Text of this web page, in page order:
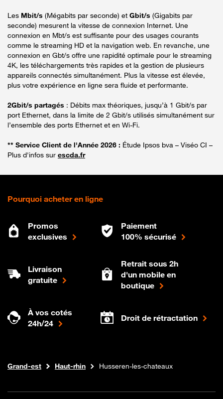
Les Mbit/s (Mégabits par seconde) et Gbit/s (Gigabits par
seconde) mesurent la vitesse de connexion Internet. Une
connexion en Mbt/s est suffisante pour des usages courants
comme le streaming HD et la navigation web. En revanche, une
connexion en Gbt/s offre une rapidité optimale pour le streaming
4K, les téléchargements très rapides et la gestion de plusieurs
appareils connectés simultanément. Plus la vitesse est élevée,
plus votre expérience en ligne sera fluide et performante.
2Gbit/s partagés : Débits max théoriques, jusqu’à 1 Gbit/s par
port Ethernet, dans la limite de 2 Gbit/s utilisés simultanément sur
l’ensemble des ports Ethernet et en Wi-Fi.
** Service Client de l'Année 2026 : Étude Ipsos bva – Viséo CI –
Plus d'infos sur escda.fr
Pourquoi acheter en ligne
Promos
exclusives
Paiement
100% sécurisé
Livraison
gratuite
Retrait sous 2h
d'un mobile en
boutique
À vos cotés
24h/24
Droit de rétractation
Boutique Orange
Internet fibre
Grand-est Haut-rhin Husseren-les-chateaux